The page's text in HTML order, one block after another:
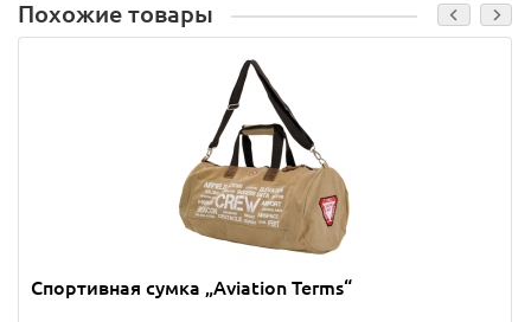
Похожие товары
Спортивная сумка „Aviation Terms“